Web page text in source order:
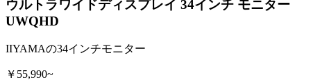
ウルトラワイドディスプレイ 34インチ モニター
UWQHD
IIYAMAの34インチモニター
￥55,990~